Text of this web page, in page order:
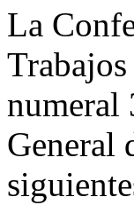
La
numeral
General